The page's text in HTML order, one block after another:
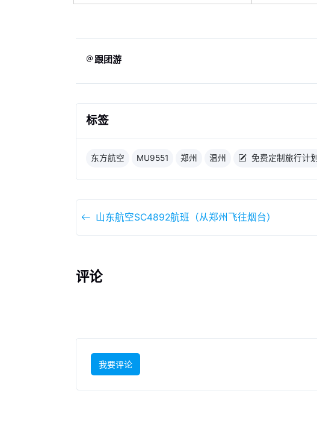
跟团游
标签
东方航空 MU9551 郑州 温州 免费定制旅行计划
山东航空SC4892航班（从郑州飞往烟台）
评论
我要评论